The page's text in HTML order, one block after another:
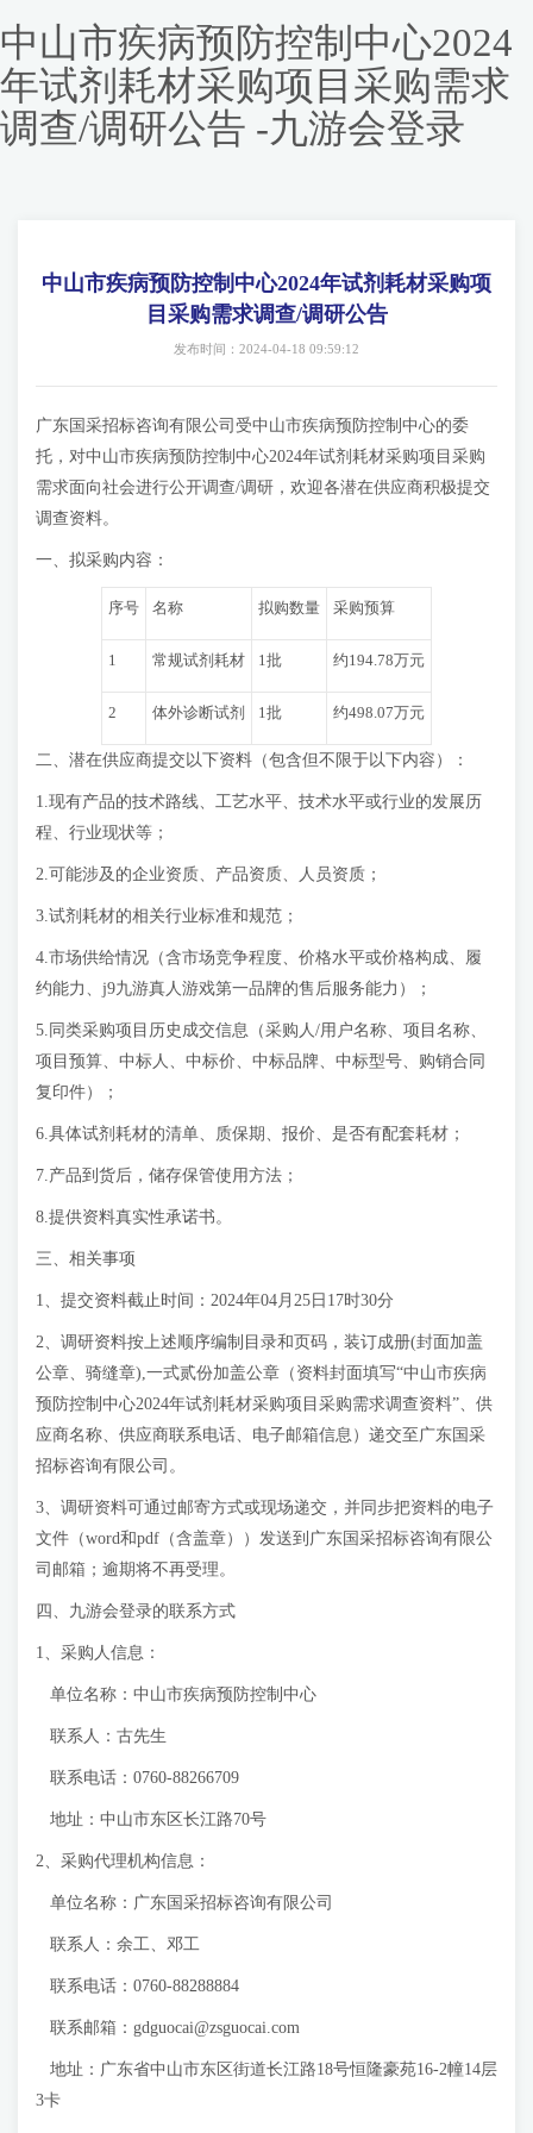
中山市疾病预防控制中心2024
年试剂耗材采购项目采购需求
调查/调研公告 -九游会登录
中山市疾病预防控制中心2024年试剂耗材采购项
目采购需求调查/调研公告
发布时间：2024-04-18 09:59:12
广东国采招标咨询有限公司受中山市疾病预防控制中心的委
托，对中山市疾病预防控制中心2024年试剂耗材采购项目采购
需求面向社会进行公开调查/调研，欢迎各潜在供应商积极提交
调查资料。
一、拟采购内容：
序号 名称 拟购数量 采购预算
1 常规试剂耗材 1批 约194.78万元
2 体外诊断试剂 1批 约498.07万元
二、潜在供应商提交以下资料（包含但不限于以下内容）：
1.现有产品的技术路线、工艺水平、技术水平或行业的发展历
程、行业现状等；
2.可能涉及的企业资质、产品资质、人员资质；
3.试剂耗材的相关行业标准和规范；
4.市场供给情况（含市场竞争程度、价格水平或价格构成、履
约能力、j9九游真人游戏第一品牌的售后服务能力）；
5.同类采购项目历史成交信息（采购人/用户名称、项目名称、
项目预算、中标人、中标价、中标品牌、中标型号、购销合同
复印件）；
6.具体试剂耗材的清单、质保期、报价、是否有配套耗材；
7.产品到货后，储存保管使用方法；
8.提供资料真实性承诺书。
三、相关事项
1、提交资料截止时间：2024年04月25日17时30分
2、调研资料按上述顺序编制目录和页码，装订成册(封面加盖
公章、骑缝章),一式贰份加盖公章（资料封面填写“中山市疾病
预防控制中心2024年试剂耗材采购项目采购需求调查资料”、供
应商名称、供应商联系电话、电子邮箱信息）递交至广东国采
招标咨询有限公司。
3、调研资料可通过邮寄方式或现场递交，并同步把资料的电子
文件（word和pdf（含盖章））发送到广东国采招标咨询有限公
司邮箱；逾期将不再受理。
四、九游会登录的联系方式
1、采购人信息：
单位名称：中山市疾病预防控制中心
联系人：古先生
联系电话：0760-88266709
地址：中山市东区长江路70号
2、采购代理机构信息：
单位名称：广东国采招标咨询有限公司
联系人：余工、邓工
联系电话：0760-88288884
联系邮箱： gdguocai@zsguocai.com
地址：广东省中山市东区街道长江路18号恒隆豪苑16-2幢14层
3卡